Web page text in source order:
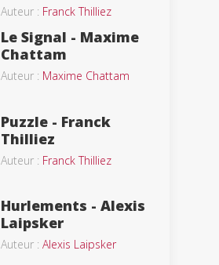
Auteur : Franck Thilliez
Le Signal - Maxime
Chattam
Auteur : Maxime Chattam
Puzzle - Franck
Thilliez
Auteur : Franck Thilliez
Hurlements - Alexis
Laipsker
Auteur : Alexis Laipsker